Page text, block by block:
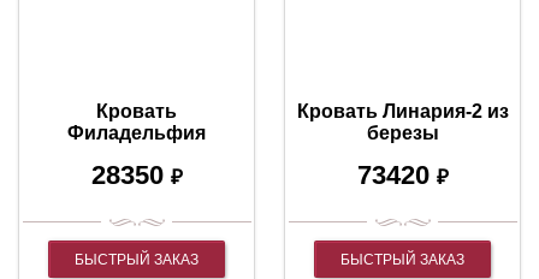
Кровать
Филадельфия
28350 ₽
БЫСТРЫЙ ЗАКАЗ
Кровать Линария-2 из
березы
73420 ₽
БЫСТРЫЙ ЗАКАЗ